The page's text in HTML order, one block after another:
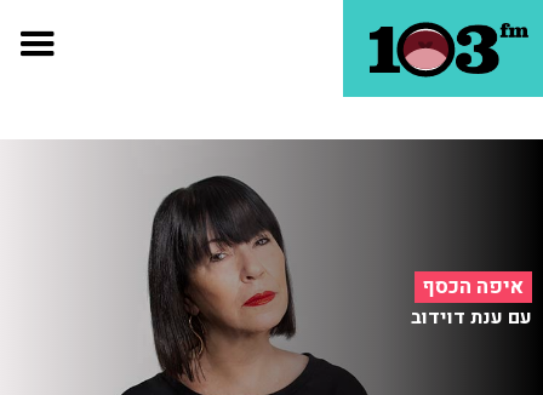
איפה הכסף
עם ענת דוידוב